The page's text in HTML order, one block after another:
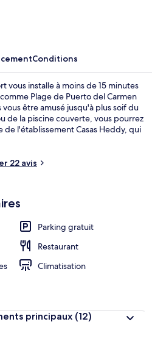
Conditions
vous installe à moins de 15 minutes
Plage de Puerto del Carmen
être amusé jusqu'à plus soif du
de la piscine couverte, vous pourrez
de l'établissement Casas Heddy, qui
une salle de fitness et un snack-
22 avis
Parking gratuit
Restaurant
Climatisation
principaux (12)